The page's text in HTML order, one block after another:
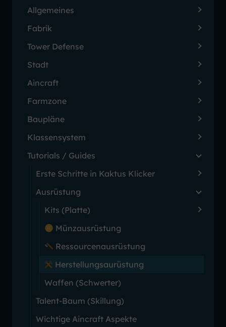
Allgemeines
Fabrik
Tower Defense
Stadt
Aincraft
Farmzone
Baupläne
Klassensystem
Tutorials / Guides
Erste Schritte in Kaktus Klicker
Ausrüstung
Kits (Platte)
Münzausrüstung
Ressourcenausrüstung
Herstellungsaurüstung
Waffen (Schwerter)
Talent-Baum (Skillung)
Wichtige Aincraft Aspekte